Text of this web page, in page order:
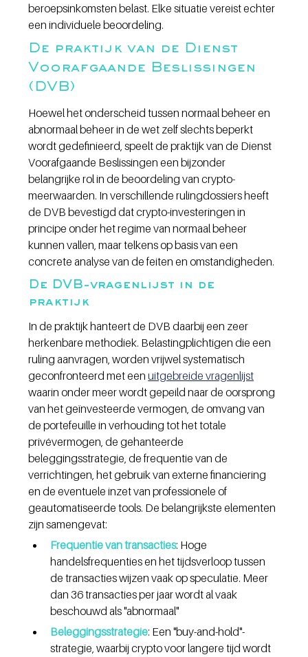
beroepsinkomsten belast. Elke situatie vereist echter
een individuele beoordeling.
De praktijk van de Dienst
Voorafgaande Beslissingen
(DVB)
Hoewel het onderscheid tussen normaal beheer en
abnormaal beheer in de wet zelf slechts beperkt
wordt gedefinieerd, speelt de praktijk van de Dienst
Voorafgaande Beslissingen een bijzonder
belangrijke rol in de beoordeling van crypto-
meerwaarden. In verschillende rulingdossiers heeft
de DVB bevestigd dat crypto-investeringen in
principe onder het regime van normaal beheer
kunnen vallen, maar telkens op basis van een
concrete analyse van de feiten en omstandigheden.
De DVB-vragenlijst in de
praktijk
In de praktijk hanteert de DVB daarbij een zeer
herkenbare methodiek. Belastingplichtigen die een
ruling aanvragen, worden vrijwel systematisch
geconfronteerd met een uitgebreide vragenlijst
waarin onder meer wordt gepeild naar de oorsprong
van het geïnvesteerde vermogen, de omvang van
de portefeuille in verhouding tot het totale
privévermogen, de gehanteerde
beleggingsstrategie, de frequentie van de
verrichtingen, het gebruik van externe financiering
en de eventuele inzet van professionele of
geautomatiseerde tools. De belangrijkste elementen
zijn samengevat:
Frequentie van transacties: Hoge
handelsfrequenties en het tijdsverloop tussen
de transacties wijzen vaak op speculatie. Meer
dan 36 transacties per jaar wordt al vaak
beschouwd als "abnormaal"
Beleggingsstrategie: Een "buy-and-hold"-
strategie, waarbij crypto voor langere tijd wordt